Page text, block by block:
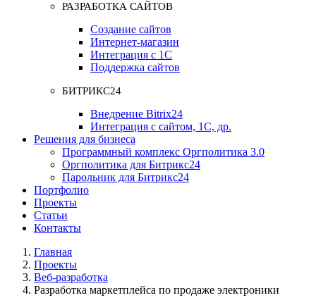
РАЗРАБОТКА САЙТОВ
Создание сайтов
Интернет-магазин
Интеграция с 1С
Поддержка сайтов
БИТРИКС24
Внедрение Bitrix24
Интеграция с сайтом, 1С, др.
Решения для бизнеса
Программный комплекс Оргполитика 3.0
Оргполитика для Битрикс24
Парольник для Битрикс24
Портфолио
Проекты
Статьи
Контакты
Главная
Проекты
Веб-разработка
Разработка маркетплейса по продаже электроники